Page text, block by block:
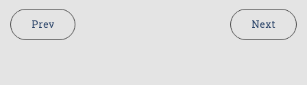
Prev Next